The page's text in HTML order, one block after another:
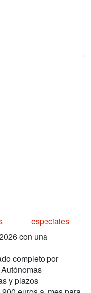
especiales
con una
completo por
y plazos